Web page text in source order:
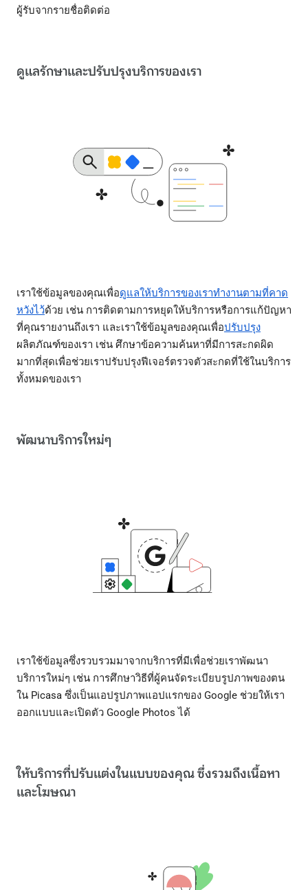
ผู้รับจากรายชื่อติดต่อ
ดูแลรักษาและปรับปรุงบริการของเรา
เราใช้ข้อมูลของคุณเพื่อดูแลให้บริการของเราทำงานตามที่คาด
หวังไว้ด้วย เช่น การติดตามการหยุดให้บริการหรือการแก้ปัญหา
ที่คุณรายงานถึงเรา และเราใช้ข้อมูลของคุณเพื่อปรับปรุง
ผลิตภัณฑ์ของเรา เช่น ศึกษาข้อความค้นหาที่มีการสะกดผิด
มากที่สุดเพื่อช่วยเราปรับปรุงฟีเจอร์ตรวจตัวสะกดที่ใช้ในบริการ
ทั้งหมดของเรา
พัฒนาบริการใหม่ๆ
เราใช้ข้อมูลซึ่งรวบรวมมาจากบริการที่มีเพื่อช่วยเราพัฒนา
บริการใหม่ๆ เช่น การศึกษาวิธีที่ผู้คนจัดระเบียบรูปภาพของตน
ใน Picasa ซึ่งเป็นแอปรูปภาพแอปแรกของ Google ช่วยให้เรา
ออกแบบและเปิดตัว Google Photos ได้
ให้บริการที่ปรับแต่งในแบบของคุณ ซึ่งรวมถึงเนื้อหา
และโฆษณา